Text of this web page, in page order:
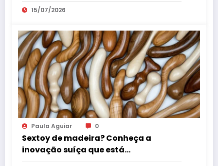
15/07/2026
Paula Aguiar 0
Sextoy de madeira? Conheça a
inovação suíça que está
surpreendendo o mercado erótico